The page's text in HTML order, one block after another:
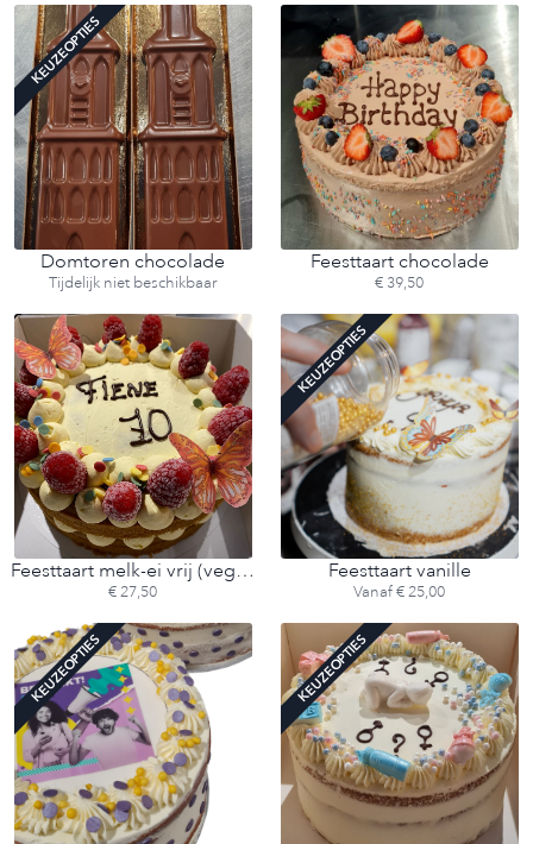
KEUZEOPTIES
Domtoren chocolade
Tijdelijk niet beschikbaar
Feesttaart chocolade
€ 39,50
Feesttaart melk-ei vrij (vegan)
€ 27,50
KEUZEOPTIES
Feesttaart vanille
Vanaf € 25,00
KEUZEOPTIES KEUZEOPTIES